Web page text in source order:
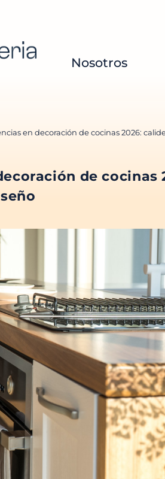
Nosotros
en decoración de cocinas 2026:
de cocinas